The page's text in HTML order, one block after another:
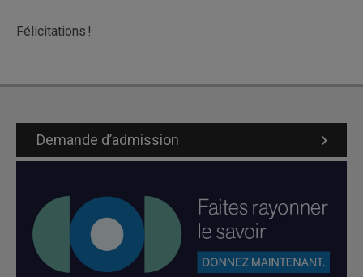
Félicitations !
Demande d’admission